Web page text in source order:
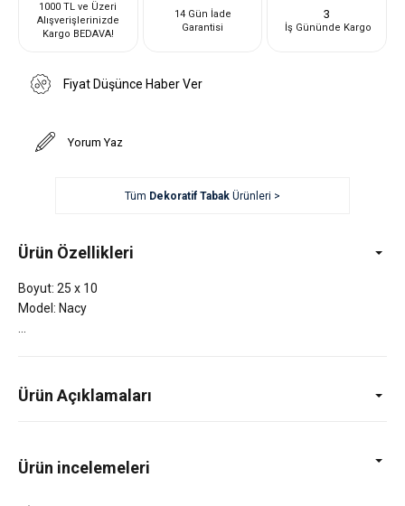
1000 TL ve Üzeri
Alışverişlerinizde
Kargo BEDAVA!
14 Gün İade
Garantisi
3
İş Gününde Kargo
Fiyat Düşünce Haber Ver
Yorum Yaz
Tüm Dekoratif TabakÜrünleri >
Ürün Özellikleri
Boyut: 25 x 10
Model: Nacy
Ürün Açıklamaları